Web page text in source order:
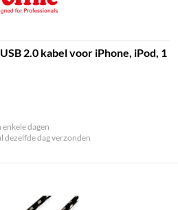
2.0 kabel voor iPhone, iPod, 1
dagen
dezelfde dag verzonden